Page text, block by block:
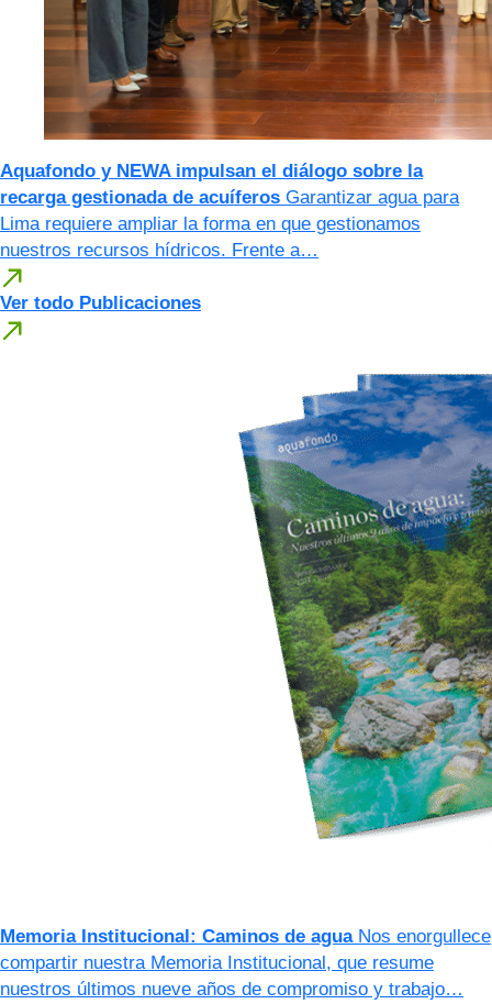
Aquafondo y NEWA impulsan el diálogo sobre la
recarga gestionada de acuíferos Garantizar agua para
Lima requiere ampliar la forma en que gestionamos
nuestros recursos hídricos. Frente a…
Ver todo Publicaciones
Memoria Institucional: Caminos de agua Nos enorgullece
compartir nuestra Memoria Institucional, que resume
nuestros últimos nueve años de compromiso y trabajo…